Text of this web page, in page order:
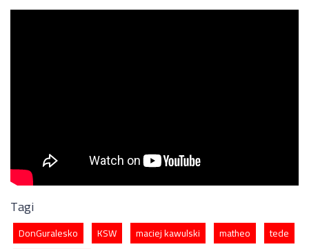
Tagi
DonGuralesko KSW maciej kawulski matheo
tede